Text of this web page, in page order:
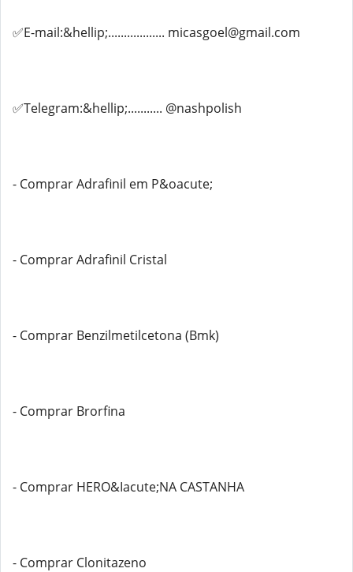
✅E-mail:&hellip;.................. micasgoel@gmail.com
✅Telegram:&hellip;........... @nashpolish
- Comprar Adrafinil em P&oacute;
- Comprar Adrafinil Cristal
- Comprar Benzilmetilcetona (Bmk)
- Comprar Brorfina
- Comprar HERO&Iacute;NA CASTANHA
- Comprar Clonitazeno